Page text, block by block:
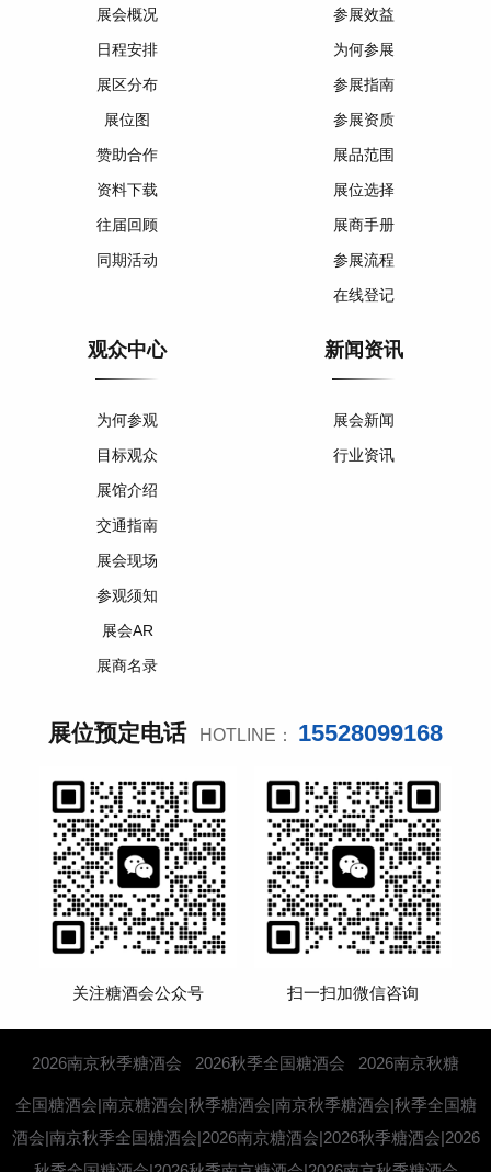
展会概况
日程安排
展区分布
展位图
赞助合作
资料下载
往届回顾
同期活动
参展效益
为何参展
参展指南
参展资质
展品范围
展位选择
展商手册
参展流程
在线登记
观众中心
为何参观
目标观众
展馆介绍
交通指南
展会现场
参观须知
展会AR
展商名录
新闻资讯
展会新闻
行业资讯
展位预定电话 HOTLINE： 15528099168
关注糖酒会公众号 扫一扫加微信咨询
2026南京秋季糖酒会 2026秋季全国糖酒会 2026南京秋糖
全国糖酒会|南京糖酒会|秋季糖酒会|南京秋季糖酒会|秋季全国糖
酒会|南京秋季全国糖酒会|2026南京糖酒会|2026秋季糖酒会|2026